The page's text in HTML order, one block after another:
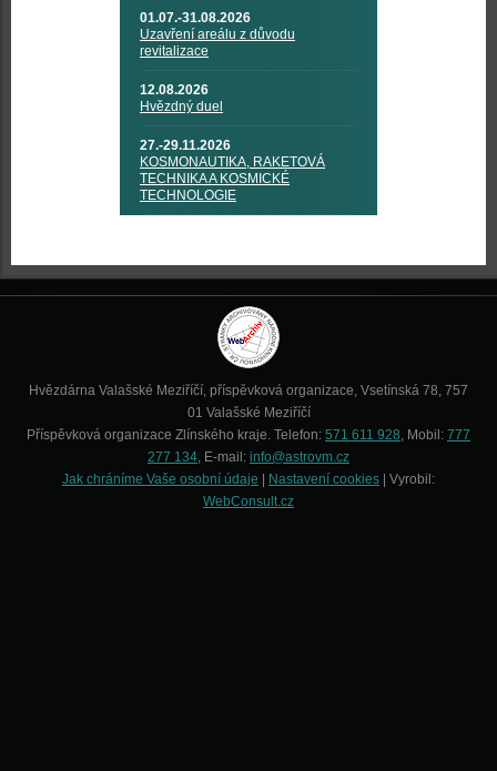
01.07.-31.08.2026
Uzavření areálu z důvodu
revitalizace
12.08.2026
Hvězdný duel
27.-29.11.2026
KOSMONAUTIKA, RAKETOVÁ
TECHNIKA A KOSMICKÉ
TECHNOLOGIE
Hvězdárna Valašské Meziříčí, příspěvková organizace, Vsetínská 78, 757
01 Valašské Meziříčí
Příspěvková organizace Zlínského kraje. Telefon: 571 611 928, Mobil: 777
277 134, E-mail: info@astrovm.cz
Jak chráníme Vaše osobní údaje
Nastavení cookies | Vyrobil:
WebConsult.cz